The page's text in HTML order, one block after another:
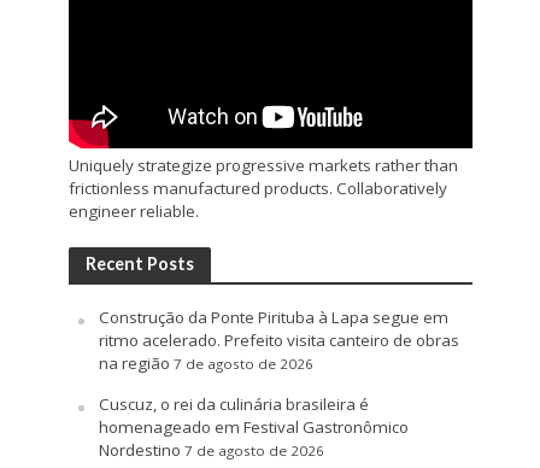
Uniquely strategize progressive markets rather than
frictionless manufactured products. Collaboratively
engineer reliable.
Recent Posts
Construção da Ponte Pirituba à Lapa segue em
ritmo acelerado. Prefeito visita canteiro de obras
na região 7 de agosto de 2026
Cuscuz, o rei da culinária brasileira é
homenageado em Festival Gastronômico
Nordestino 7 de agosto de 2026